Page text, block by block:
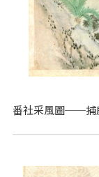
番社采風圖──捕